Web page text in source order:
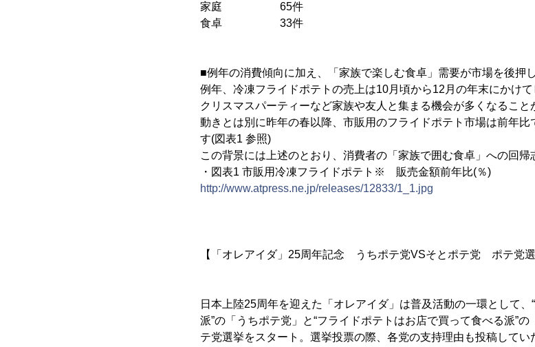
家庭 65件
食卓 33件
■例年の消費傾向に加え、「家族で楽しむ食卓」需要が市場を後押し
例年、冷凍フライドポテトの売上は10月頃から12月の年末にかけ
クリスマスパーティーなど家族や友人と集まる機会が多くなるこ
動きとは別に昨年の春以降、市販用のフライドポテト市場は前年比
す(図表1 参照)
この背景には上述のとおり、消費者の「家族で囲む食卓」への回帰
・図表1 市販用冷凍フライドポテト※ 販売金額前年比(％)
http://www.atpress.ne.jp/releases/12833/1_1.jpg
【「オレアイダ」25周年記念 うちポテ党VSそとポテ党 ポテ党選
日本上陸25周年を迎えた「オレアイダ」は普及活動の一環として
派”の「うちポテ党」と“フライドポテトはお店で買って食べる派”
テ党選挙をスタート。選挙投票の際、各党の支持理由も投稿して